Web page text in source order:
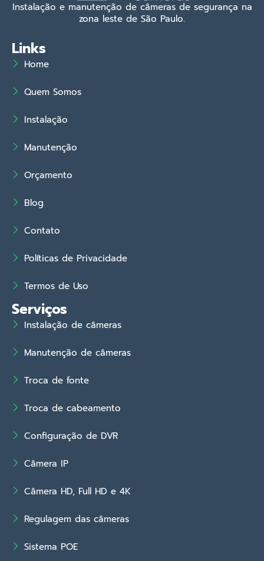
Instalação e manutenção de câmeras de segurança na
zona leste de São Paulo.
Links
Home
Quem Somos
Instalação
Manutenção
Orçamento
Blog
Contato
Políticas de Privacidade
Termos de Uso
Serviços
Instalação de câmeras
Manutenção de câmeras
Troca de fonte
Troca de cabeamento
Configuração de DVR
Câmera IP
Câmera HD, Full HD e 4K
Regulagem das câmeras
Sistema POE